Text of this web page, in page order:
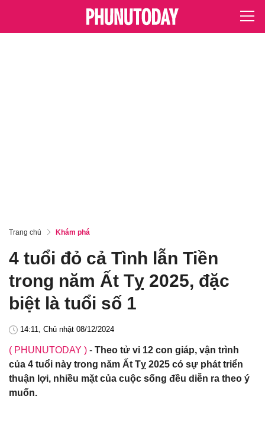
Trang chủ Khám phá
4 tuổi đỏ cả Tình lẫn Tiền
trong năm Ất Tỵ 2025, đặc
biệt là tuổi số 1
14:11, Chủ nhật 08/12/2024
( PHUNUTODAY ) - Theo tử vi 12 con giáp, vận trình
của 4 tuổi này trong năm Ất Tỵ 2025 có sự phát triển
thuận lợi, nhiều mặt của cuộc sống đều diễn ra theo ý
muốn.